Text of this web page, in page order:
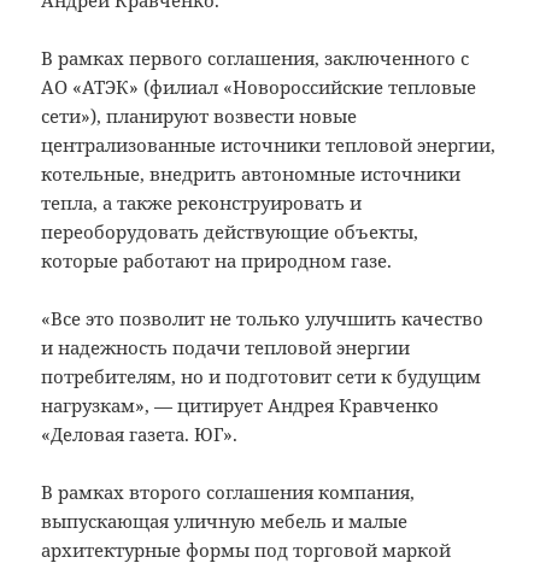
В рамках первого соглашения, заключенного с
АО «АТЭК» (филиал «Новороссийские тепловые
сети»), планируют возвести новые
централизованные источники тепловой энергии,
котельные, внедрить автономные источники
тепла, а также реконструировать и
переоборудовать действующие объекты,
которые работают на природном газе.
«Все это позволит не только улучшить качество
и надежность подачи тепловой энергии
потребителям, но и подготовит сети к будущим
нагрузкам», — цитирует Андрея Кравченко
«Деловая газета. ЮГ».
В рамках второго соглашения компания,
выпускающая уличную мебель и малые
архитектурные формы под торговой маркой